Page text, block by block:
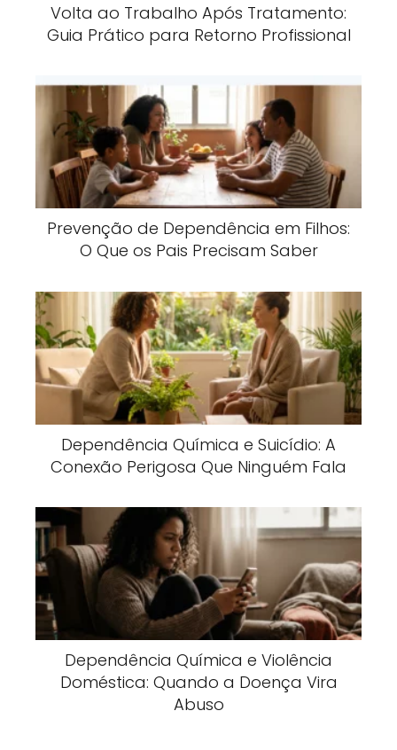
Volta ao Trabalho Após Tratamento:
Guia Prático para Retorno Profissional
Prevenção de Dependência em Filhos:
O Que os Pais Precisam Saber
Dependência Química e Suicídio: A
Conexão Perigosa Que Ninguém Fala
Dependência Química e Violência
Doméstica: Quando a Doença Vira
Abuso